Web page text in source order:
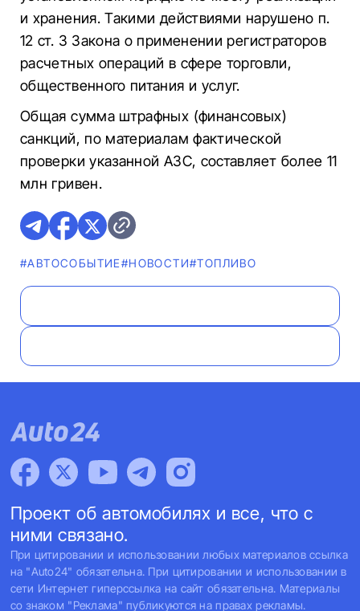
и хранения. Такими действиями нарушено п.
12 ст. 3 Закона о применении регистраторов
расчетных операций в сфере торговли,
общественного питания и услуг.
Общая сумма штрафных (финансовых)
санкций, по материалам фактической
проверки указанной АЗС, составляет более 11
млн гривен.
#АВТОСОБЫТИЕ#НОВОСТИ#ТОПЛИВО
Проект об автомобилях и все, что с
ними связано.
При цитировании и использовании любых материалов ссылка
на "Auto24" обязательна. При цитировании и использовании в
сети Интернет гиперссылка на сайт обязательна. Материалы
со знаком "Реклама" публикуются на правах рекламы.